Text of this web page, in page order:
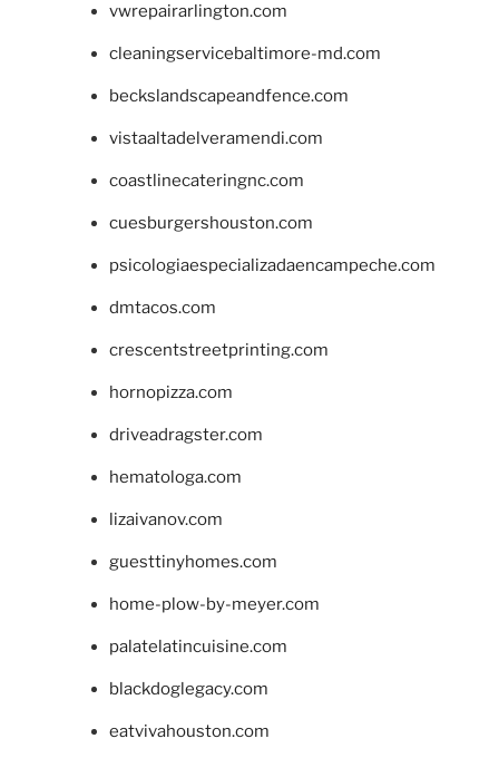
vwrepairarlington.com
cleaningservicebaltimore-md.com
beckslandscapeandfence.com
vistaaltadelveramendi.com
coastlinecateringnc.com
cuesburgershouston.com
psicologiaespecializadaencampeche.com
dmtacos.com
crescentstreetprinting.com
hornopizza.com
driveadragster.com
hematologa.com
lizaivanov.com
guesttinyhomes.com
home-plow-by-meyer.com
palatelatincuisine.com
blackdoglegacy.com
eatvivahouston.com